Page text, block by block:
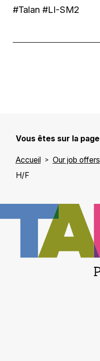
#Talan #LI-SM2
Vous êtes sur la page
Accueil Our job offers
H/F